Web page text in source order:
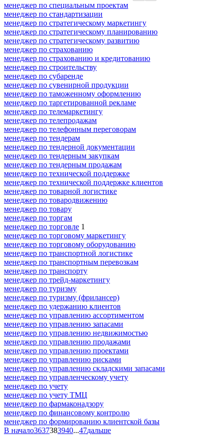
менеджер по специальным проектам
менеджер по стандартизации
менеджер по стратегическому маркетингу
менеджер по стратегическому планированию
менеджер по стратегическому развитию
менеджер по страхованию
менеджер по страхованию и кредитованию
менеджер по строительству
менеджер по субаренде
менеджер по сувенирной продукции
менеджер по таможенному оформлению
менеджер по таргетированной рекламе
менеджер по телемаркетингу
менеджер по телепродажам
менеджер по телефонным переговорам
менеджер по тендерам
менеджер по тендерной документации
менеджер по тендерным закупкам
менеджер по тендерным продажам
менеджер по технической поддержке
менеджер по технической поддержке клиентов
менеджер по товарной логистике
менеджер по товародвижению
менеджер по товару
менеджер по торгам
менеджер по торговле 1
менеджер по торговому маркетингу
менеджер по торговому оборудованию
менеджер по транспортной логистике
менеджер по транспортным перевозкам
менеджер по транспорту
менеджер по трейд-маркетингу
менеджер по туризму
менеджер по туризму (фрилансер)
менеджер по удержанию клиентов
менеджер по управлению ассортиментом
менеджер по управлению запасами
менеджер по управлению недвижимостью
менеджер по управлению продажами
менеджер по управлению проектами
менеджер по управлению рисками
менеджер по управлению складскими запасами
менеджер по управленческому учету
менеджер по учету
менеджер по учету ТМЦ
менеджер по фармаконадзору
менеджер по финансовому контролю
менеджер по формированию клиентской базы
В начало3637383940...47дальше